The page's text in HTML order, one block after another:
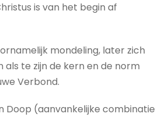
is van het begin af
mondeling, later zich
te zijn de kern en de norm
Verbond.
Doop (aanvankelijke combinatie